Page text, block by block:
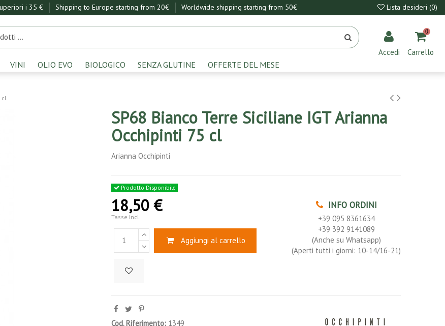
i 35 € Shipping to Europe starting from 20€ Worldwide shipping starting from 50€ Lista desideri (0)
Accedi
0
Carrello
VINI OLIO EVO BIOLOGICO SENZA GLUTINE OFFERTE DEL MESE
cl
SP68 Bianco Terre Siciliane IGT Arianna
Occhipinti 75 cl
Arianna Occhipinti
Prodotto Disponibile
18,50 €
Tasse Incl.
INFO ORDINI
+39 095 8361634
+39 392 9141089
(Anche su Whatsapp)
(Aperti tutti i giorni: 10-14/16-21)
Aggiungi al carrello
Cod. Riferimento: 1349